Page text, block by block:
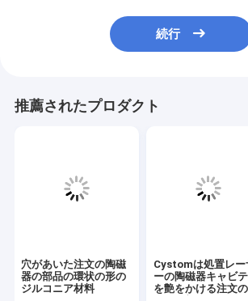
続行
推薦されたプロダクト
穴があいた注文の陶磁
器の部品の環状の形の
ジルコニア材料
Cystomは処置レー
ーの陶磁器キャビ
を艶をかける注文の